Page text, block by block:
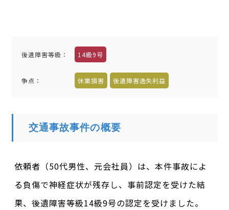
後遺障害等級： 14級9号
争点： 休業損害 後遺障害逸失利益
交通事故事件の概要
依頼者（50代男性、元会社員）は、本件事故によ
る負傷で神経症状が残存し、事前認定を受けた結
果、後遺障害等級14級9号の認定を受けました。